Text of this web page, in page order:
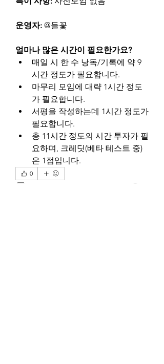
운영자: @들꽃
얼마나 많은 시간이 필요한가요?
매일 시 한 수 낭독/기록에 약 9
시간 정도가 필요합니다.
마무리 모임에 대략 1시간 정도
가 필요합니다.
서평을 작성하는데 1시간 정도가
필요합니다.
총 11시간 정도의 시간 투자가 필
요하며, 크레딧(베타 테스트 중)
은 1점입니다.
0